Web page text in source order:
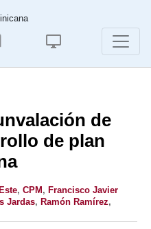
de
de plan
, CPM , Francisco Javier
Jardas, Ramón Ramírez,